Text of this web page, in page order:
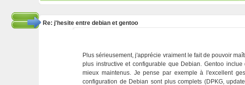
Re: j'hesite entre debian et gentoo
Plus sérieusement, j'apprécie vraiment le fait de pouvoir
plus instructive et configurable que Debian. Gentoo
mieux maintenus. Je pense par exemple à l'excellent
configuration de Debian sont plus complets (DPKG,